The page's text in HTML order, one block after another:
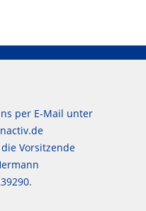
per E-Mail unter
Vorsitzende